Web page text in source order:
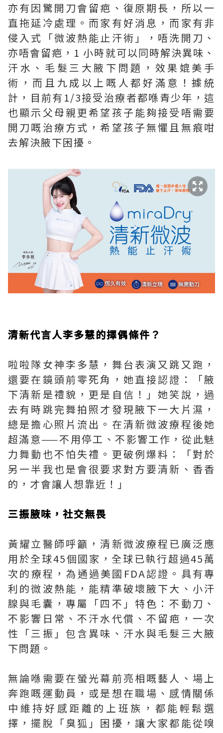
亦有因驚開刀會留疤、復原期長，所以一
直拖延冷處理。而家有好消息，而家有非
侵入式「微波熱能止汗術」，唔洗開刀、
亦唔會留疤，1 小時就可以同時解決異味、
汗水、毛髮三大腋下問題，效果媲美手
術，而且九成以上嘅人都好滿意！據統
計，目前有1/3接受治療者都喺青少年，這
也顯示父母親更希望孩子能夠接受唔需要
開刀嘅治療方式，希望孩子無懼且無痕咁
去解決腋下困擾。
清新代言人李多慧的擇偶條件？
啦啦隊女神李多慧，舞台表演又跳又跑，
還要在鏡頭前零死角，她直接認證：「腋
下清新是禮貌，更是自信！」她笑說，過
去有時跳完舞拍照才發現腋下一大片濕，
總是擔心照片流出。在清新微波療程後她
超滿意——不用停工、不影響工作，從此魅
力舞動也不怕失禮。更破例爆料：「對於
另一半我也是會很要求對方要清新、香香
的，才會讓人想靠近！」
三振腋味，社交無畏
黃耀立醫師呼籲，清新微波療程已廣泛應
用於全球45個國家，全球已執行超過45萬
次的療程，為通過美國FDA認證。具有專
利的微波熱能，能精準破壞腋下大、小汗
腺與毛囊，專屬「四不」特色：不動刀、
不影響日常、不汗水代償、不留疤，一次
性「三振」包含異味、汗水與毛髮三大腋
下問題。
無論喺需要在螢光幕前亮相嘅藝人、場上
奔跑嘅運動員，或是想在職場、感情關係
中維持好感距離的上班族，都能輕鬆選
擇，擺脫「臭狐」困擾，讓大家都能從嗅